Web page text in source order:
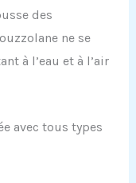
des
ne se
à l’eau et à l’air
avec tous types